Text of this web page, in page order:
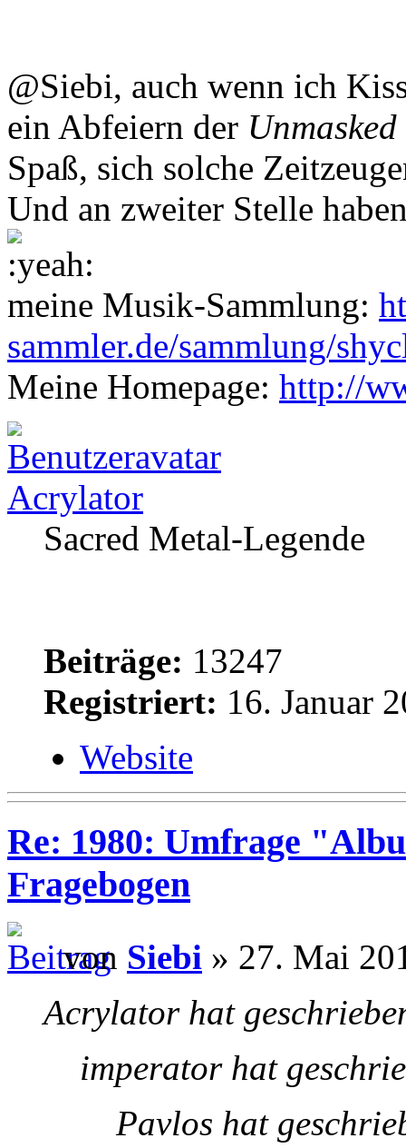
@Siebi, auch wenn ich
ein Abfeiern der Unmasked
Spaß, sich solche
Und an zweiter Stelle
meine Musik-Sammlung:
sammler.de/sammlung/
Meine Homepage: http://
Acrylator
Sacred Metal-Legende
Beiträge: 13247
Registriert: 16. Januar
Website
Re: 1980: Umfrage
Fragebogen
von Siebi » 27. Mai
Acrylator hat
imperator hat
Pavlos hat